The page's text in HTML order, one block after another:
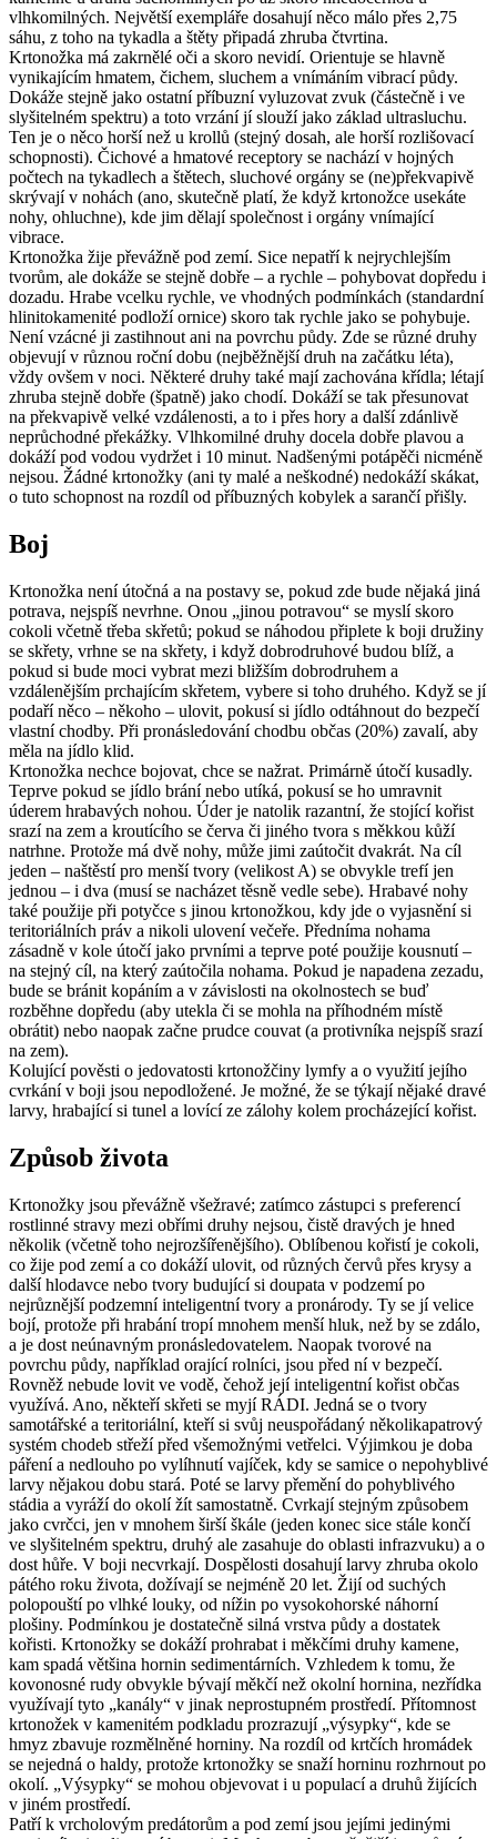
vlhkomilných. Největší exempláře dosahují něco málo přes 2,75
sáhu, z toho na tykadla a štěty připadá zhruba čtvrtina.
Krtonožka má zakrnělé oči a skoro nevidí. Orientuje se hlavně
vynikajícím hmatem, čichem, sluchem a vnímáním vibrací půdy.
Dokáže stejně jako ostatní příbuzní vyluzovat zvuk (částečně i ve
slyšitelném spektru) a toto vrzání jí slouží jako základ ultrasluchu.
Ten je o něco horší než u krollů (stejný dosah, ale horší rozlišovací
schopnosti). Čichové a hmatové receptory se nachází v hojných
počtech na tykadlech a štětech, sluchové orgány se (ne)překvapivě
skrývají v nohách (ano, skutečně platí, že když krtonožce usekáte
nohy, ohluchne), kde jim dělají společnost i orgány vnímající
vibrace.
Krtonožka žije převážně pod zemí. Sice nepatří k nejrychlejším
tvorům, ale dokáže se stejně dobře – a rychle – pohybovat dopředu i
dozadu. Hrabe vcelku rychle, ve vhodných podmínkách (standardní
hlinitokamenité podloží ornice) skoro tak rychle jako se pohybuje.
Není vzácné ji zastihnout ani na povrchu půdy. Zde se různé druhy
objevují v různou roční dobu (nejběžnější druh na začátku léta),
vždy ovšem v noci. Některé druhy také mají zachována křídla; létají
zhruba stejně dobře (špatně) jako chodí. Dokáží se tak přesunovat
na překvapivě velké vzdálenosti, a to i přes hory a další zdánlivě
neprůchodné překážky. Vlhkomilné druhy docela dobře plavou a
dokáží pod vodou vydržet i 10 minut. Nadšenými potápěči nicméně
nejsou. Žádné krtonožky (ani ty malé a neškodné) nedokáží skákat,
o tuto schopnost na rozdíl od příbuzných kobylek a sarančí přišly.
Boj
Krtonožka není útočná a na postavy se, pokud zde bude nějaká jiná
potrava, nejspíš nevrhne. Onou „jinou potravou“ se myslí skoro
cokoli včetně třeba skřetů; pokud se náhodou připlete k boji družiny
se skřety, vrhne se na skřety, i když dobrodruhové budou blíž, a
pokud si bude moci vybrat mezi bližším dobrodruhem a
vzdálenějším prchajícím skřetem, vybere si toho druhého. Když se jí
podaří něco – někoho – ulovit, pokusí si jídlo odtáhnout do bezpečí
vlastní chodby. Při pronásledování chodbu občas (20%) zavalí, aby
měla na jídlo klid.
Krtonožka nechce bojovat, chce se nažrat. Primárně útočí kusadly.
Teprve pokud se jídlo brání nebo utíká, pokusí se ho umravnit
úderem hrabavých nohou. Úder je natolik razantní, že stojící kořist
srazí na zem a kroutícího se červa či jiného tvora s měkkou kůží
natrhne. Protože má dvě nohy, může jimi zaútočit dvakrát. Na cíl
jeden – naštěstí pro menší tvory (velikost A) se obvykle trefí jen
jednou – i dva (musí se nacházet těsně vedle sebe). Hrabavé nohy
také použije při potyčce s jinou krtonožkou, kdy jde o vyjasnění si
teritoriálních práv a nikoli ulovení večeře. Předníma nohama
zásadně v kole útočí jako prvními a teprve poté použije kousnutí –
na stejný cíl, na který zaútočila nohama. Pokud je napadena zezadu,
bude se bránit kopáním a v závislosti na okolnostech se buď
rozběhne dopředu (aby utekla či se mohla na příhodném místě
obrátit) nebo naopak začne prudce couvat (a protivníka nejspíš srazí
na zem).
Kolující pověsti o jedovatosti krtonožčiny lymfy a o využití jejího
cvrkání v boji jsou nepodložené. Je možné, že se týkají nějaké dravé
larvy, hrabající si tunel a lovící ze zálohy kolem procházející kořist.
Způsob života
Krtonožky jsou převážně všežravé; zatímco zástupci s preferencí
rostlinné stravy mezi obřími druhy nejsou, čistě dravých je hned
několik (včetně toho nejrozšířenějšího). Oblíbenou kořistí je cokoli,
co žije pod zemí a co dokáží ulovit, od různých červů přes krysy a
další hlodavce nebo tvory budující si doupata v podzemí po
nejrůznější podzemní inteligentní tvory a pronárody. Ty se jí velice
bojí, protože při hrabání tropí mnohem menší hluk, než by se zdálo,
a je dost neúnavným pronásledovatelem. Naopak tvorové na
povrchu půdy, například orající rolníci, jsou před ní v bezpečí.
Rovněž nebude lovit ve vodě, čehož její inteligentní kořist občas
využívá. Ano, někteří skřeti se myjí RÁDI. Jedná se o tvory
samotářské a teritoriální, kteří si svůj neuspořádaný několikapatrový
systém chodeb střeží před všemožnými vetřelci. Výjimkou je doba
páření a nedlouho po vylíhnutí vajíček, kdy se samice o nepohyblivé
larvy nějakou dobu stará. Poté se larvy přemění do pohyblivého
stádia a vyráží do okolí žít samostatně. Cvrkají stejným způsobem
jako cvrčci, jen v mnohem širší škále (jeden konec sice stále končí
ve slyšitelném spektru, druhý ale zasahuje do oblasti infrazvuku) a o
dost hůře. V boji necvrkají. Dospělosti dosahují larvy zhruba okolo
pátého roku života, dožívají se nejméně 20 let. Žijí od suchých
polopouští po vlhké louky, od nížin po vysokohorské náhorní
plošiny. Podmínkou je dostatečně silná vrstva půdy a dostatek
kořisti. Krtonožky se dokáží prohrabat i měkčími druhy kamene,
kam spadá většina hornin sedimentárních. Vzhledem k tomu, že
kovonosné rudy obvykle bývají měkčí než okolní hornina, nezřídka
využívají tyto „kanály“ v jinak neprostupném prostředí. Přítomnost
krtonožek v kamenitém podkladu prozrazují „výsypky“, kde se
hmyz zbavuje rozmělněné horniny. Na rozdíl od krtčích hromádek
se nejedná o haldy, protože krtonožky se snaží horninu rozhrnout po
okolí. „Výsypky“ se mohou objevovat i u populací a druhů žijících
v jiném prostředí.
Patří k vrcholovým predátorům a pod zemí jsou jejími jedinými